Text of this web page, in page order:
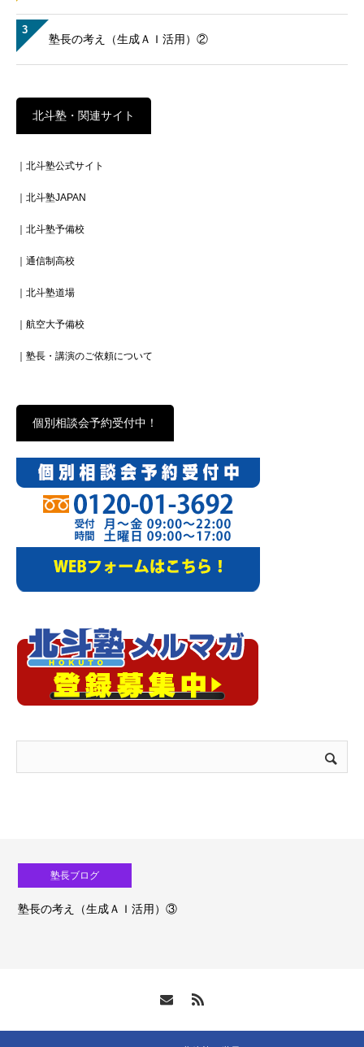
3
塾長の考え（生成ＡＩ活用）②
北斗塾・関連サイト
｜北斗塾公式サイト
｜北斗塾JAPAN
｜北斗塾予備校
｜通信制高校
｜北斗塾道場
｜航空大予備校
｜塾長・講演のご依頼について
個別相談会予約受付中！
塾長ブログ
塾長の考え（生成ＡＩ活用）③